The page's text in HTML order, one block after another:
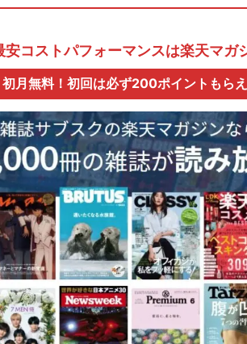
安コストパフォーマンスは楽天マガ
初月無料！初回は必ず200ポイントもらえ